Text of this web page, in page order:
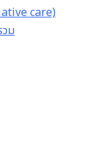
care)
ม